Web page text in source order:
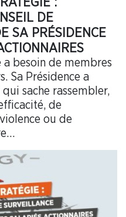
DE
SA PRÉSIDENCE
a besoin de membres
Sa Présidence a
sache rassembler,
de
ou de